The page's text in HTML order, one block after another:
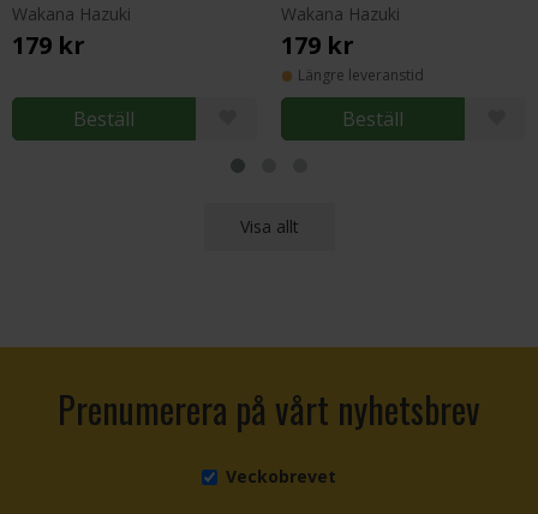
Wakana Hazuki
179 kr
Beställ
Wakana Hazuki
179 kr
Längre leveranstid
Beställ
Visa allt
Prenumerera på vårt nyhetsbrev
Veckobrevet